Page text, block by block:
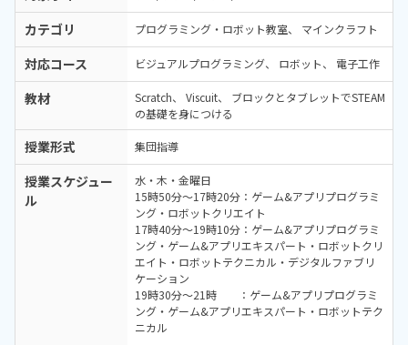
カテゴリ プログラミング・ロボット教室 マインクラフト
対応コース ビジュアルプログラミング ロボット 電子工作
教材 Scratch Viscuit
ブロックとタブレットでSTEAM
の基礎を身につける
授業形式 集団指導
授業スケジュー
ル
水・木・金曜日
15時50分～17時20分：ゲーム&アプリプログラミ
ング・ロボットクリエイト
17時40分～19時10分：ゲーム&アプリプログラミ
ング・ゲーム&アプリエキスパート・ロボットクリ
エイト・ロボットテクニカル・デジタルファブリ
ケーション
19時30分～21時 ：ゲーム&アプリプログラミ
ング・ゲーム&アプリエキスパート・ロボットテク
ニカル